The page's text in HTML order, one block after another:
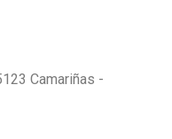
Camariñas -